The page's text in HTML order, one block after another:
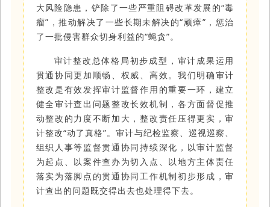
大风险隐患，铲除了一些严重阻碍改革发展的“毒
瘤”，推动解决了一些长期未解决的“顽瘴”，惩治
了一批侵害群众切身利益的“蝇贪”。
审计整改总体格局初步成型，审计成果运用
贯通协同更加顺畅、权威、高效。我们明确审计
整改是有效发挥审计监督作用的重要一环，建立
健全审计查出问题整改长效机制，各方面督促推
动整改的力度不断加大，整改责任压得更实，审
计整改“动了真格”。审计与纪检监察、巡视巡察、
组织人事等监督贯通协同持续深化，以审计监督
为起点、以案件查办为切入点、以地方主体责任
落实为落脚点的贯通协同工作机制初步形成，审
计查出的问题既交得出去也处理得下去。